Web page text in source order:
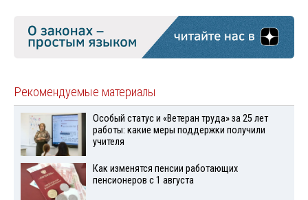
Рекомендуемые материалы
Особый статус и «Ветеран труда» за 25 лет
работы: какие меры поддержки получили
учителя
Как изменятся пенсии работающих
пенсионеров с 1 августа